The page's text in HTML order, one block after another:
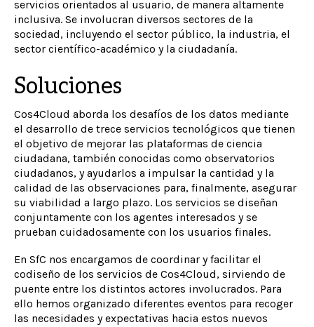
servicios orientados al usuario, de manera altamente
inclusiva. Se involucran diversos sectores de la
sociedad, incluyendo el sector público, la industria, el
sector científico-académico y la ciudadanía.
Soluciones
Cos4Cloud aborda los desafíos de los datos mediante
el desarrollo de trece servicios tecnológicos que tienen
el objetivo de mejorar las plataformas de ciencia
ciudadana, también conocidas como observatorios
ciudadanos, y ayudarlos a impulsar la cantidad y la
calidad de las observaciones para, finalmente, asegurar
su viabilidad a largo plazo. Los servicios se diseñan
conjuntamente con los agentes interesados y se
prueban cuidadosamente con los usuarios finales.
En SfC nos encargamos de coordinar y facilitar el
codiseño de los servicios de Cos4Cloud, sirviendo de
puente entre los distintos actores involucrados. Para
ello hemos organizado diferentes eventos para recoger
las necesidades y expectativas hacia estos nuevos